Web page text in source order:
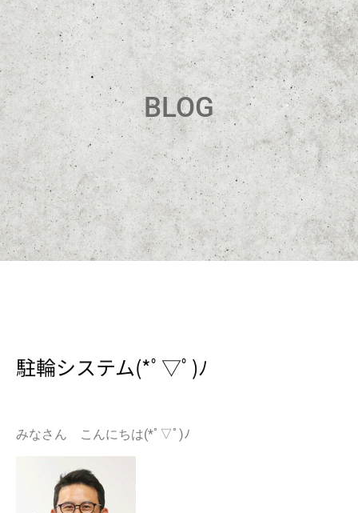
BLOG
駐輪システム(*ﾟ▽ﾟ)ﾉ
みなさん こんにちは(*ﾟ▽ﾟ)ﾉ